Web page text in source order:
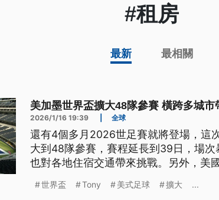
#租房
最新 最相關
美加墨世界盃擴大48隊參賽 橫跨多城市
2026/1/16 19:39 全球
還有4個多月2026世足賽就將登場，這
大到48隊參賽，賽程延長到39日，場
也對各地住宿交通帶來挑戰。另外，美
世界盃 Tony 美式足球 擴大 ...